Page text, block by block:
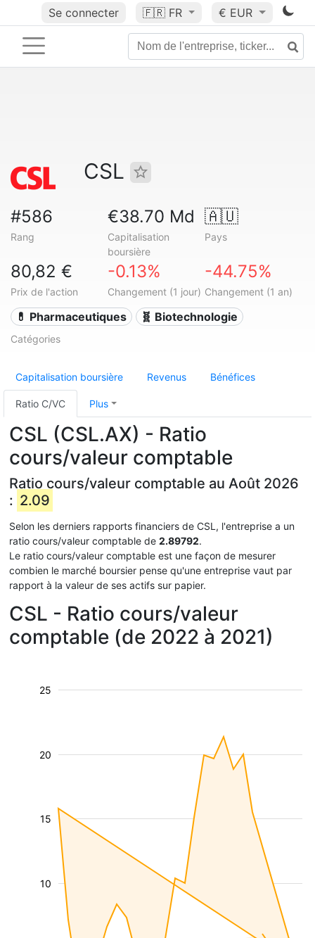
Se connecter 🇫🇷 FR € EUR
CSL
#586
Rang
€38.70 Md
Capitalisation
boursière
🇦🇺
Pays
80,82 €
Prix de l'action
-0.13%
Changement (1 jour)
-44.75%
Changement (1 an)
💊 Pharmaceutiques 🧬 Biotechnologie
Catégories
Capitalisation boursière Revenus Bénéfices
Ratio C/VC Plus
CSL (CSL.AX) - Ratio
cours/valeur comptable
Ratio cours/valeur comptable au Août 2026
: 2.09
Selon les derniers rapports financiers de CSL, l'entreprise a un
ratio cours/valeur comptable de 2.89792.
Le ratio cours/valeur comptable est une façon de mesurer
combien le marché boursier pense qu'une entreprise vaut par
rapport à la valeur de ses actifs sur papier.
CSL - Ratio cours/valeur
comptable (de 2022 à 2021)
10
15
20
25